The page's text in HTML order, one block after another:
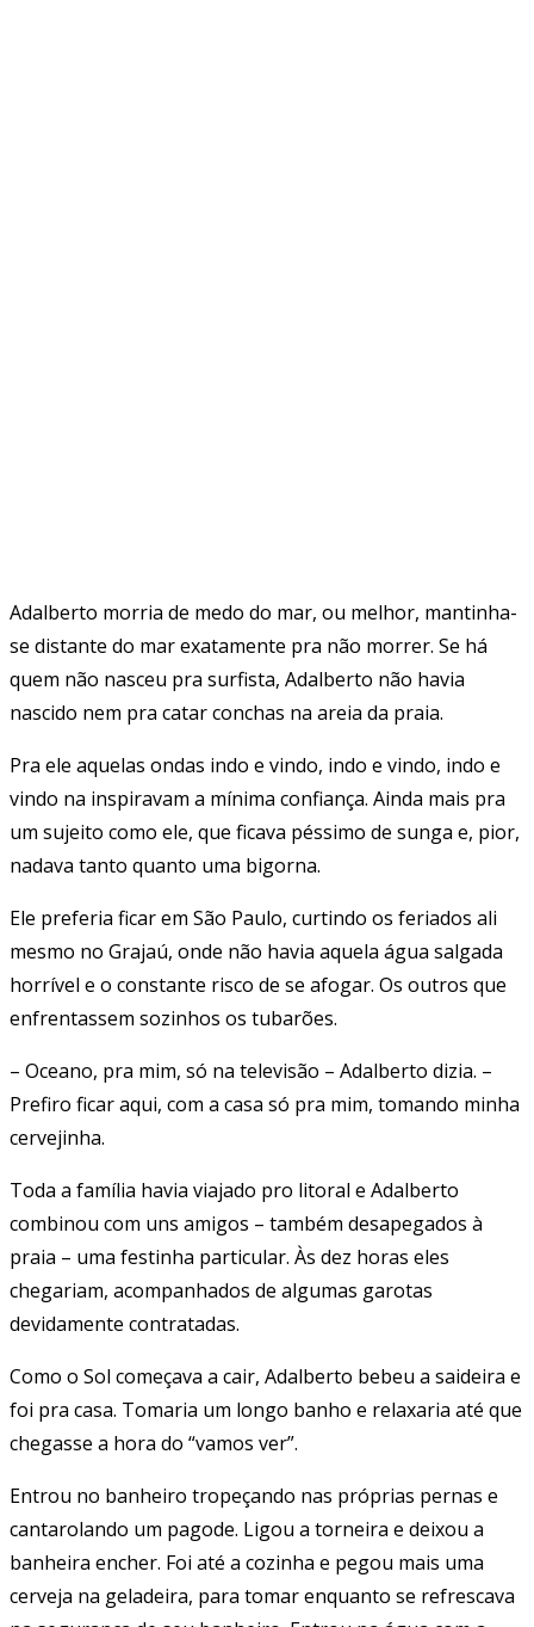
Adalberto morria de medo do mar, ou melhor, mantinha-
se distante do mar exatamente pra não morrer. Se há
quem não nasceu pra surfista, Adalberto não havia
nascido nem pra catar conchas na areia da praia.
Pra ele aquelas ondas indo e vindo, indo e vindo, indo e
vindo na inspiravam a mínima confiança. Ainda mais pra
um sujeito como ele, que ficava péssimo de sunga e, pior,
nadava tanto quanto uma bigorna.
Ele preferia ficar em São Paulo, curtindo os feriados ali
mesmo no Grajaú, onde não havia aquela água salgada
horrível e o constante risco de se afogar. Os outros que
enfrentassem sozinhos os tubarões.
– Oceano, pra mim, só na televisão – Adalberto dizia. –
Prefiro ficar aqui, com a casa só pra mim, tomando minha
cervejinha.
Toda a família havia viajado pro litoral e Adalberto
combinou com uns amigos – também desapegados à
praia – uma festinha particular. Às dez horas eles
chegariam, acompanhados de algumas garotas
devidamente contratadas.
Como o Sol começava a cair, Adalberto bebeu a saideira e
foi pra casa. Tomaria um longo banho e relaxaria até que
chegasse a hora do “vamos ver”.
Entrou no banheiro tropeçando nas próprias pernas e
cantarolando um pagode. Ligou a torneira e deixou a
banheira encher. Foi até a cozinha e pegou mais uma
cerveja na geladeira, para tomar enquanto se refrescava